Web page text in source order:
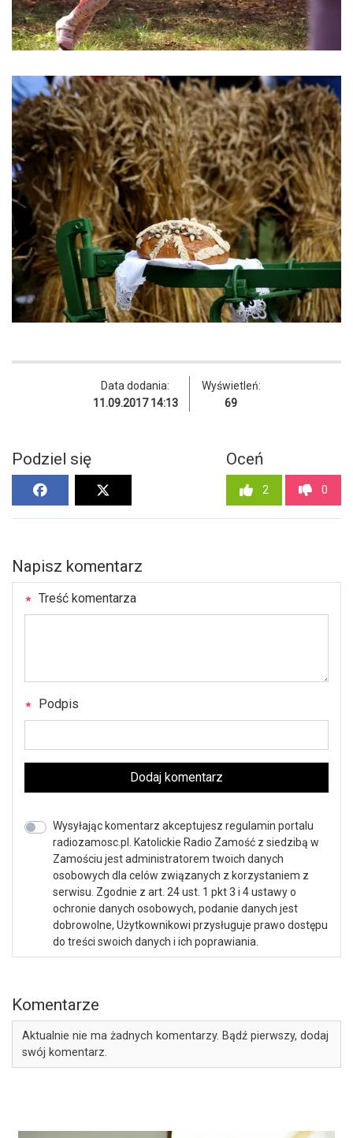
Data dodania:
11.09.2017 14:13
Wyświetleń:
69
Podziel się Oceń
2 0
Napisz komentarz
Treść komentarza
Podpis
Dodaj komentarz
Wysyłając komentarz akceptujesz regulamin portalu
radiozamosc.pl. Katolickie Radio Zamość z siedzibą w
Zamościu jest administratorem twoich danych
osobowych dla celów związanych z korzystaniem z
serwisu. Zgodnie z art. 24 ust. 1 pkt 3 i 4 ustawy o
ochronie danych osobowych, podanie danych jest
dobrowolne, Użytkownikowi przysługuje prawo dostępu
do treści swoich danych i ich poprawiania.
Komentarze
Aktualnie nie ma żadnych komentarzy. Bądź pierwszy, dodaj
swój komentarz.